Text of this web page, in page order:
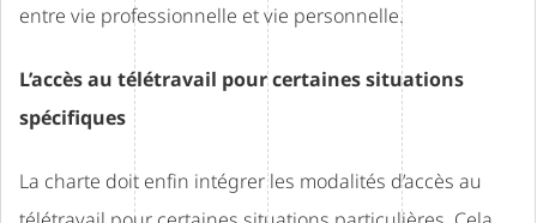
entre vie professionnelle et vie personnelle.
L’accès au télétravail pour certaines situations
spécifiques
La charte doit enfin intégrer les modalités d’accès au